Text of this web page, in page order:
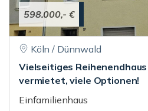
598.000,- €
Köln / Dünnwald
Vielseitiges
vermietet, viele Optionen!
Einfamilienhaus